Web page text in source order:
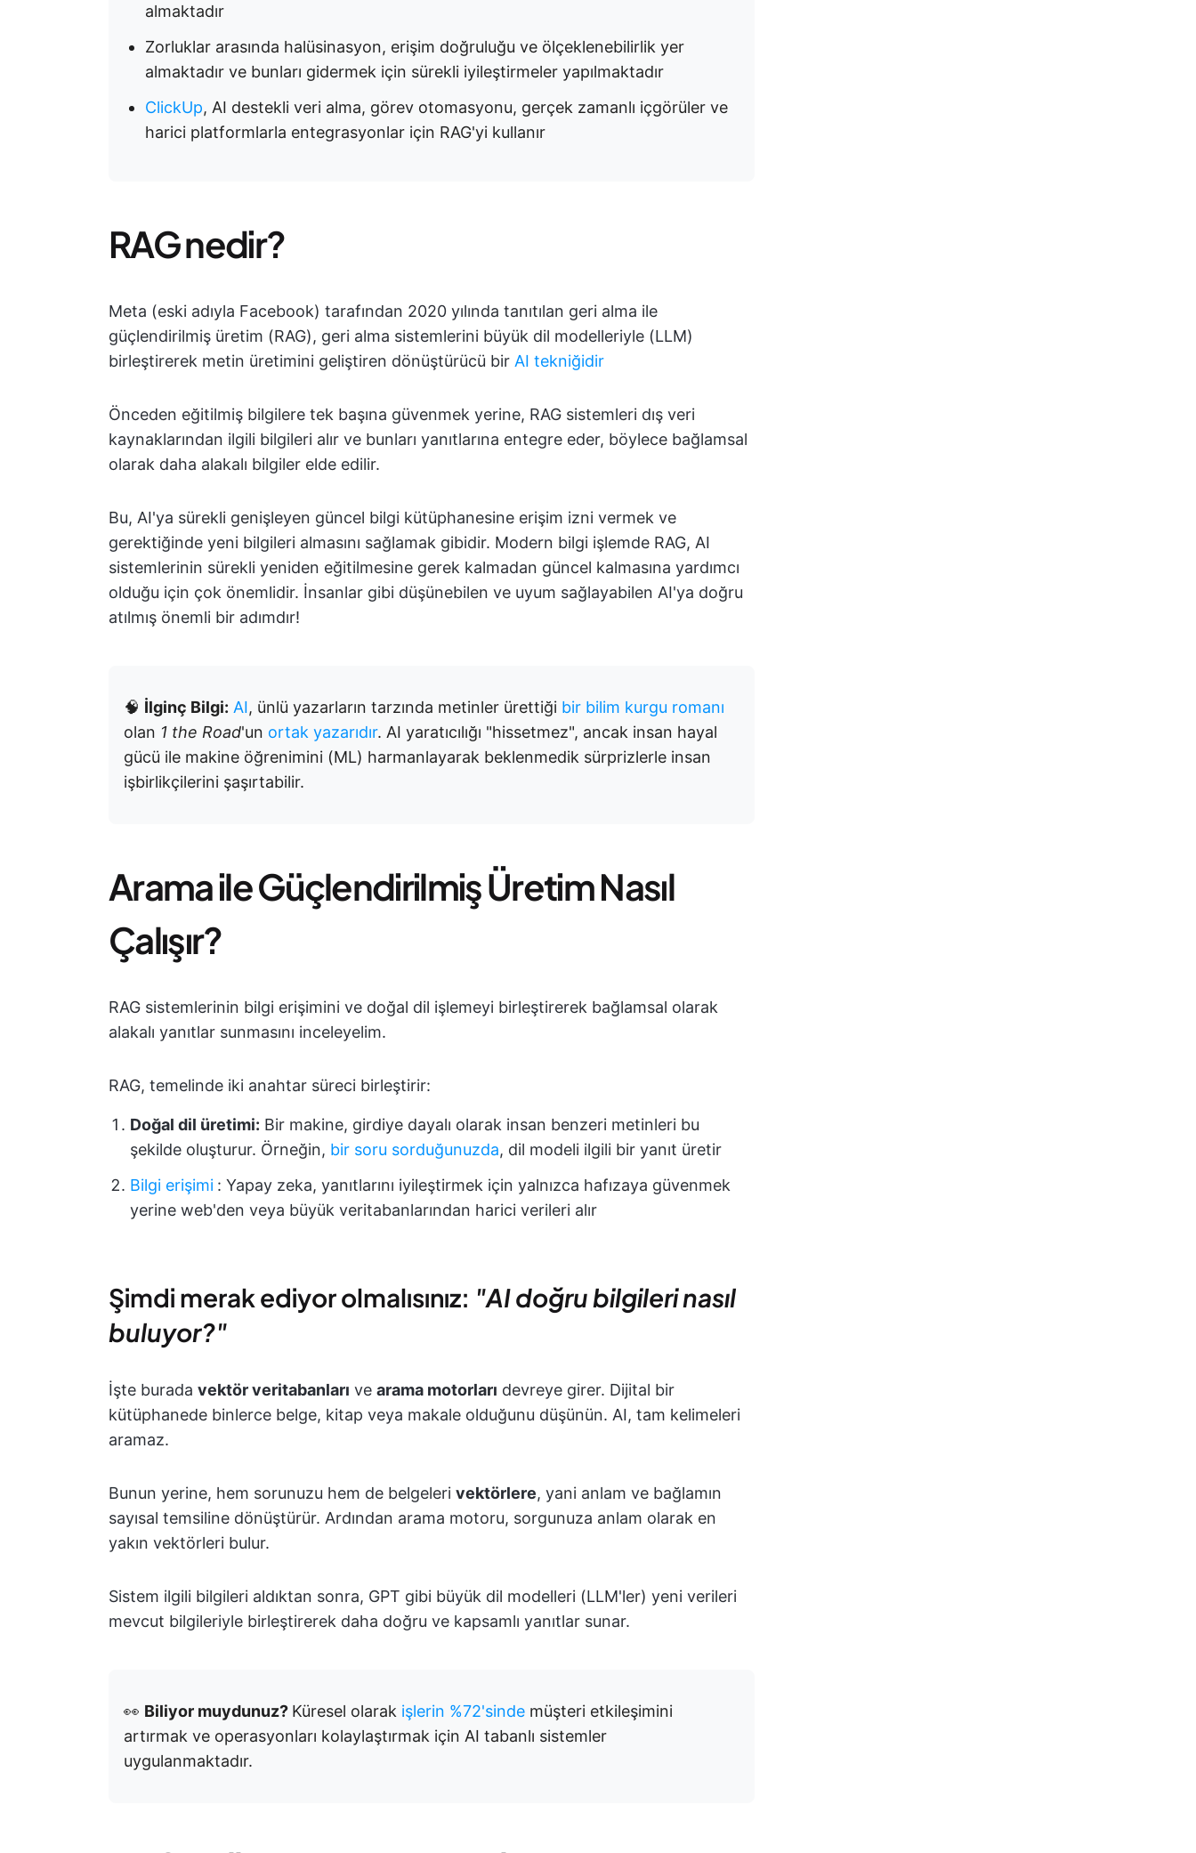
almaktadır
Zorluklar arasında halüsinasyon, erişim doğruluğu ve ölçeklenebilirlik yer
almaktadır ve bunları gidermek için sürekli iyileştirmeler yapılmaktadır
ClickUp, AI destekli veri alma, görev otomasyonu, gerçek zamanlı içgörüler ve
harici platformlarla entegrasyonlar için RAG'yi kullanır
RAG nedir?
Meta (eski adıyla Facebook) tarafından 2020 yılında tanıtılan geri alma ile
güçlendirilmiş üretim (RAG), geri alma sistemlerini büyük dil modelleriyle (LLM)
birleştirerek metin üretimini geliştiren dönüştürücü bir AI tekniğidir
Önceden eğitilmiş bilgilere tek başına güvenmek yerine, RAG sistemleri dış veri
kaynaklarından ilgili bilgileri alır ve bunları yanıtlarına entegre eder, böylece bağlamsal
olarak daha alakalı bilgiler elde edilir.
Bu, AI'ya sürekli genişleyen güncel bilgi kütüphanesine erişim izni vermek ve
gerektiğinde yeni bilgileri almasını sağlamak gibidir. Modern bilgi işlemde RAG, AI
sistemlerinin sürekli yeniden eğitilmesine gerek kalmadan güncel kalmasına yardımcı
olduğu için çok önemlidir. İnsanlar gibi düşünebilen ve uyum sağlayabilen AI'ya doğru
atılmış önemli bir adımdır!
🧠 İlginç Bilgi: AI, ünlü yazarların tarzında metinler ürettiği bir bilim kurgu romanı
olan 1 the Road'un ortak yazarıdır. AI yaratıcılığı "hissetmez", ancak insan hayal
gücü ile makine öğrenimini (ML) harmanlayarak beklenmedik sürprizlerle insan
işbirlikçilerini şaşırtabilir.
Arama ile Güçlendirilmiş Üretim Nasıl
Çalışır?
RAG sistemlerinin bilgi erişimini ve doğal dil işlemeyi birleştirerek bağlamsal olarak
alakalı yanıtlar sunmasını inceleyelim.
RAG, temelinde iki anahtar süreci birleştirir:
Doğal dil üretimi: Bir makine, girdiye dayalı olarak insan benzeri metinleri bu
şekilde oluşturur. Örneğin, bir soru sorduğunuzda, dil modeli ilgili bir yanıt üretir
Bilgi erişimi : Yapay zeka, yanıtlarını iyileştirmek için yalnızca hafızaya güvenmek
yerine web'den veya büyük veritabanlarından harici verileri alır
Şimdi merak ediyor olmalısınız: "AI doğru bilgileri nasıl
buluyor?"
İşte burada vektör veritabanları ve arama motorları devreye girer. Dijital bir
kütüphanede binlerce belge, kitap veya makale olduğunu düşünün. AI, tam kelimeleri
aramaz.
Bunun yerine, hem sorunuzu hem de belgeleri vektörlere, yani anlam ve bağlamın
sayısal temsiline dönüştürür. Ardından arama motoru, sorgunuza anlam olarak en
yakın vektörleri bulur.
Sistem ilgili bilgileri aldıktan sonra, GPT gibi büyük dil modelleri (LLM'ler) yeni verileri
mevcut bilgileriyle birleştirerek daha doğru ve kapsamlı yanıtlar sunar.
👀 Biliyor muydunuz? Küresel olarak işlerin %72'sinde müşteri etkileşimini
artırmak ve operasyonları kolaylaştırmak için AI tabanlı sistemler
uygulanmaktadır.